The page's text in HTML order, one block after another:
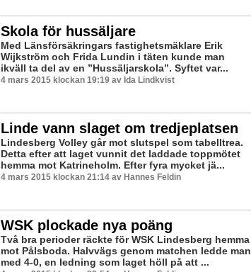
Skola för hussäljare
Med Länsförsäkringars fastighetsmäklare Erik
Wijkström och Frida Lundin i täten kunde man
ikväll ta del av en ”Hussäljarskola”. Syftet var...
4 mars 2015 klockan 19:19 av Ida Lindkvist
Linde vann slaget om tredjeplatsen
Lindesberg Volley går mot slutspel som tabelltrea.
Detta efter att laget vunnit det laddade toppmötet
hemma mot Katrineholm. Efter fyra mycket jä...
4 mars 2015 klockan 21:14 av Hannes Feldin
WSK plockade nya poäng
Två bra perioder räckte för WSK Lindesberg hemma
mot Pålsboda. Halvvägs genom matchen ledde man
med 4-0, en ledning som laget höll på att ...